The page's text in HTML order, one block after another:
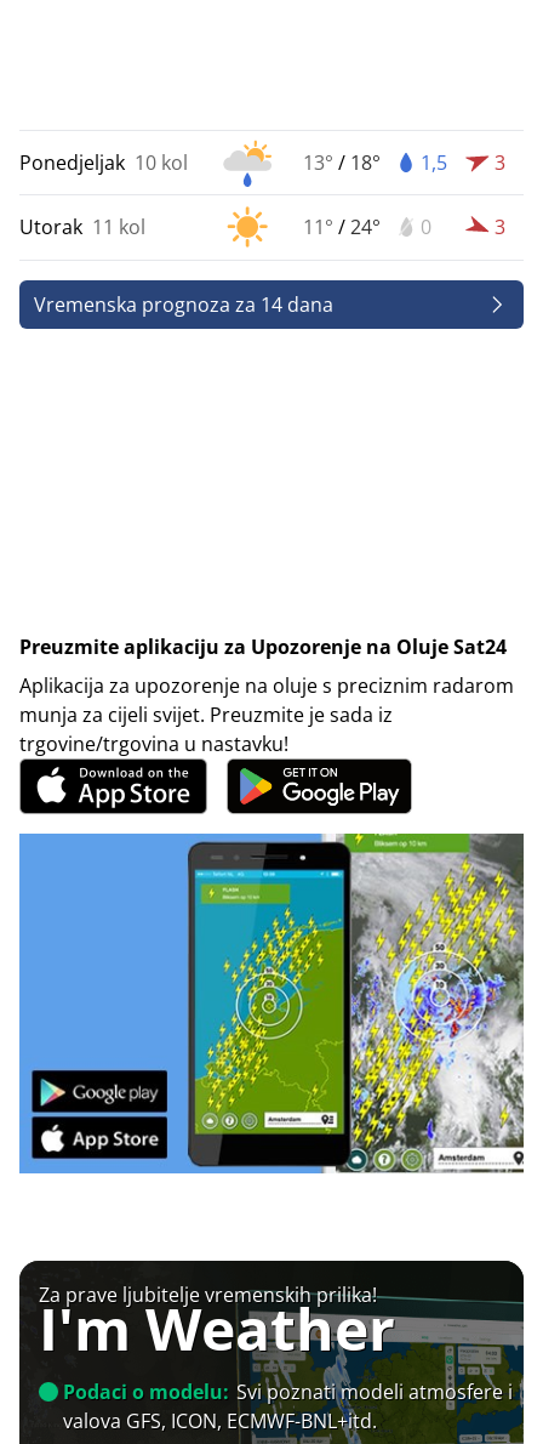
Ponedjeljak 10 kol 13° / 18° 1,5 3
Utorak 11 kol 11° /24° 0 3
Vremenska prognoza za 14 dana
Preuzmite aplikaciju za Upozorenje na Oluje Sat24
Aplikacija za upozorenje na oluje s preciznim radarom
munja za cijeli svijet. Preuzmite je sada iz
trgovine/trgovina u nastavku!
Za prave ljubitelje vremenskih prilika!
I'm Weather
Podaci o modelu: Svi poznati modeli atmosfere i
valova GFS, ICON, ECMWF-BNL+itd.